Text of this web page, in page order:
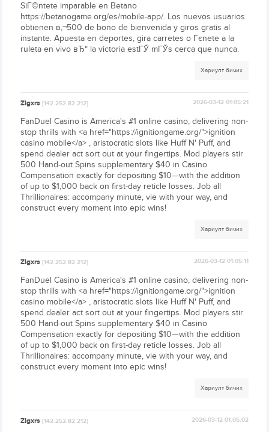
SiГ©ntete imparable en Betano
https://betanogame.org/es/mobile-app/. Los nuevos usuarios
obtienen в‚¬500 de bono de bienvenida y giros gratis al
instante. Apuesta en deportes, gira carretes o Гєnete a la
ruleta en vivo вЂ“ la victoria estГЎ mГЎs cerca que nunca.
Хариулт бичих
Zlgxrs[142.252.82.212] 2026-03-12 01:05:21
FanDuel Casino is America's #1 online casino, delivering non-
stop thrills with <a href="https://ignitiongame.org/">ignition
casino mobile</a> , aristocratic slots like Huff N' Puff, and
spend dealer act sort out at your fingertips. Mod players stir
500 Hand-out Spins supplementary $40 in Casino
Compensation exactly for depositing $10—with the addition
of up to $1,000 back on first-day reticle losses. Job all
Thrillionaires: accompany minute, vie with your way, and
construct every moment into epic wins!
Хариулт бичих
Zlgxrs[142.252.82.212] 2026-03-12 01:05:11
FanDuel Casino is America's #1 online casino, delivering non-
stop thrills with <a href="https://ignitiongame.org/">ignition
casino mobile</a> , aristocratic slots like Huff N' Puff, and
spend dealer act sort out at your fingertips. Mod players stir
500 Hand-out Spins supplementary $40 in Casino
Compensation exactly for depositing $10—with the addition
of up to $1,000 back on first-day reticle losses. Job all
Thrillionaires: accompany minute, vie with your way, and
construct every moment into epic wins!
Хариулт бичих
Zlgxrs[142.252.82.212] 2026-03-12 01:05:02